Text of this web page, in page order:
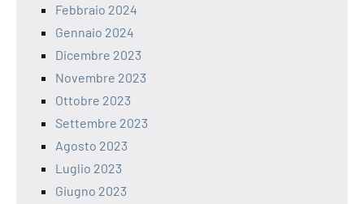
Febbraio 2024
Gennaio 2024
Dicembre 2023
Novembre 2023
Ottobre 2023
Settembre 2023
Agosto 2023
Luglio 2023
Giugno 2023